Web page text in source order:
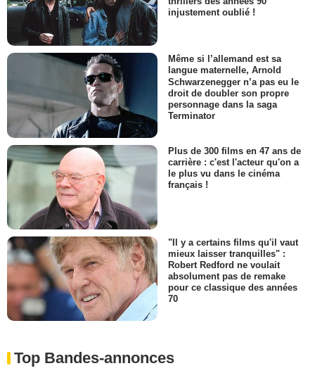
injustement oublié !
Même si l’allemand est sa
langue maternelle, Arnold
Schwarzenegger n’a pas eu le
droit de doubler son propre
personnage dans la saga
Terminator
Plus de 300 films en 47 ans de
carrière : c'est l'acteur qu'on a
le plus vu dans le cinéma
français !
"Il y a certains films qu'il vaut
mieux laisser tranquilles" :
Robert Redford ne voulait
absolument pas de remake
pour ce classique des années
70
Top Bandes-annonces